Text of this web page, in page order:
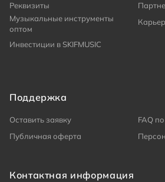
Реквизиты
Музыкальные инструменты
оптом
Инвестиции в SKIFMUSIC
Поддержка
Оставить заявку
FAQ
Публичная оферта
Контактная информация